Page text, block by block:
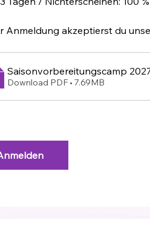
Anmeldung akzeptierst du
Saisonvorbereitungscamp
Download PDF • 7.69MB